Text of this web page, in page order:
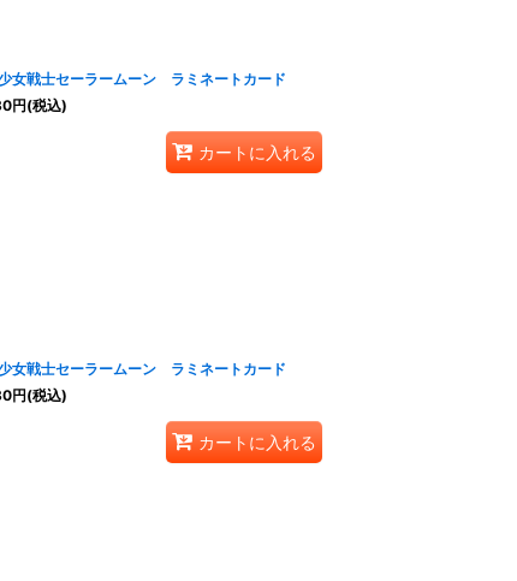
女戦士セーラームーン ラミネートカード
円(税込)
カートに入れる
女戦士セーラームーン ラミネートカード
円(税込)
カートに入れる